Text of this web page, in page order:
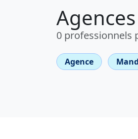
0 professionnels
Agence